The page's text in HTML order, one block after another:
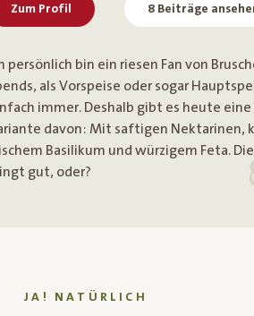
Zum Profil 8 Beiträge
persönlich bin ein riesen Fan von
als Vorspeise oder sogar
immer. Deshalb gibt es heute
davon: Mit saftigen Nektarinen,
Basilikum und würzigem Feta.
gut, oder?
JA! NATÜRLICH